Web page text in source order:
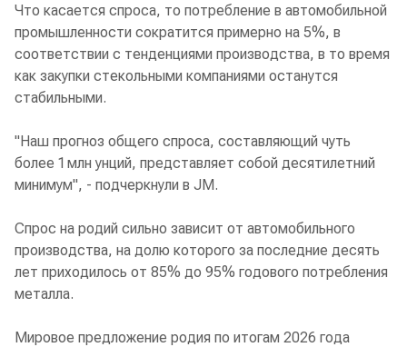
Что касается спроса, то потребление в автомобильной
промышленности сократится примерно на 5%, в
соответствии с тенденциями производства, в то время
как закупки стекольными компаниями останутся
стабильными.
"Наш прогноз общего спроса, составляющий чуть
более 1 млн унций, представляет собой десятилетний
минимум", - подчеркнули в JM.
Спрос на родий сильно зависит от автомобильного
производства, на долю которого за последние десять
лет приходилось от 85% до 95% годового потребления
металла.
Мировое предложение родия по итогам 2026 года